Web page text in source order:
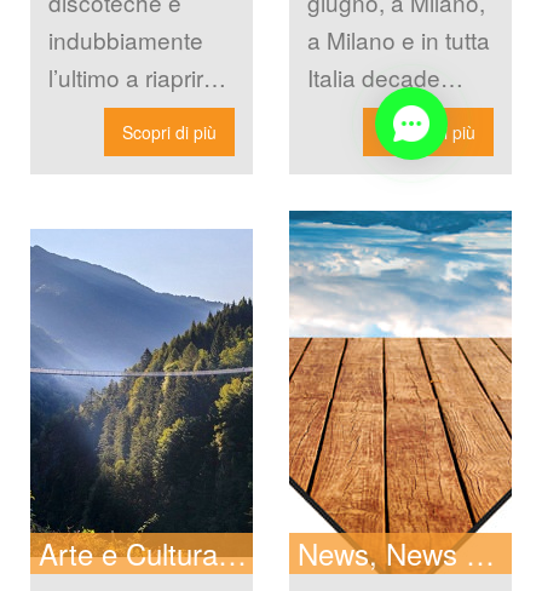
indubbiamente
l’ultimo a riaprire.
Per fortuna, ora
grazie al
della pandemia,
anche le
discoteche […]
Scopri di più
a Milano e in tutta
Italia decade
l’obbligo di
indossare la
[…]
Scopri di più
Arte e CulturaIn Evidenza New
New News Spettacoli